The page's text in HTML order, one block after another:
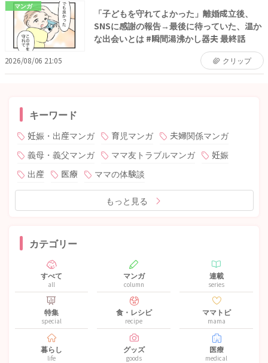
マンガ
「子どもを守れてよかった」離婚成立後、
SNSに感謝の報告→最後に待っていた、温か
な出会いとは #瞬間湯沸かし器夫 最終話
2026/08/06 21:05 クリップ
キーワード
妊娠・出産マンガ 育児マンガ
夫婦関係マンガ
義母・義父マンガ
ママ友トラブルマンガ
妊娠
出産
医療 ママの体験談
もっと見る
カテゴリー
すべて
all
マンガ
column
連載
series
特集
special
食・レシピ
recipe
ママトピ
mama
暮らし
life
グッズ
goods
医療
medical